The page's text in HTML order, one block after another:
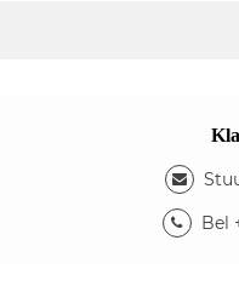
Bel